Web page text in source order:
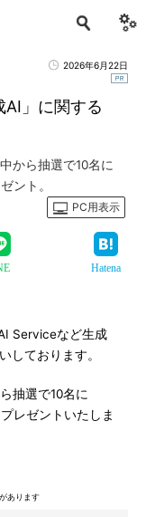
2026年6月22日
AI」に関する
から抽選で10名に
ント。
PC用表示
Hatena
Serviceなど生成
しております。
抽選で10名に
レゼントいたしま
あります